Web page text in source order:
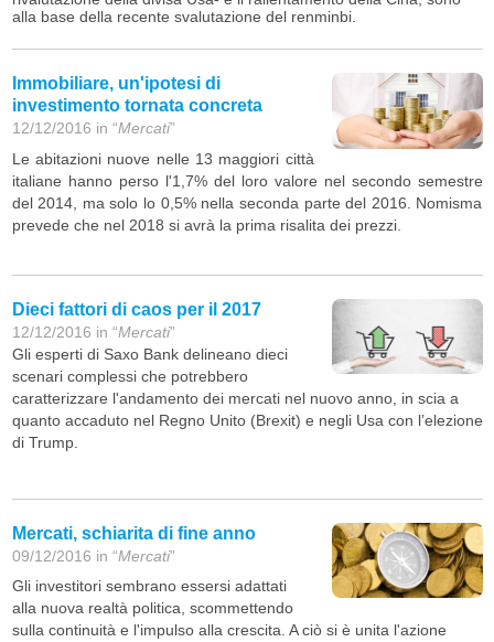
alla base della recente svalutazione del renminbi.
Immobiliare, un'ipotesi di
investimento tornata concreta
12/12/2016 in “Mercati”
Le abitazioni nuove nelle 13 maggiori città
italiane hanno perso l'1,7% del loro valore nel secondo semestre
del 2014, ma solo lo 0,5% nella seconda parte del 2016. Nomisma
prevede che nel 2018 si avrà la prima risalita dei prezzi.
Dieci fattori di caos per il 2017
12/12/2016 in “Mercati”
Gli esperti di Saxo Bank delineano dieci
scenari complessi che potrebbero
caratterizzare l'andamento dei mercati nel nuovo anno, in scia a
quanto accaduto nel Regno Unito (Brexit) e negli Usa con l’elezione
di Trump.
Mercati, schiarita di fine anno
09/12/2016 in “Mercati”
Gli investitori sembrano essersi adattati
alla nuova realtà politica, scommettendo
sulla continuità e l'impulso alla crescita. A ciò si è unita l'azione